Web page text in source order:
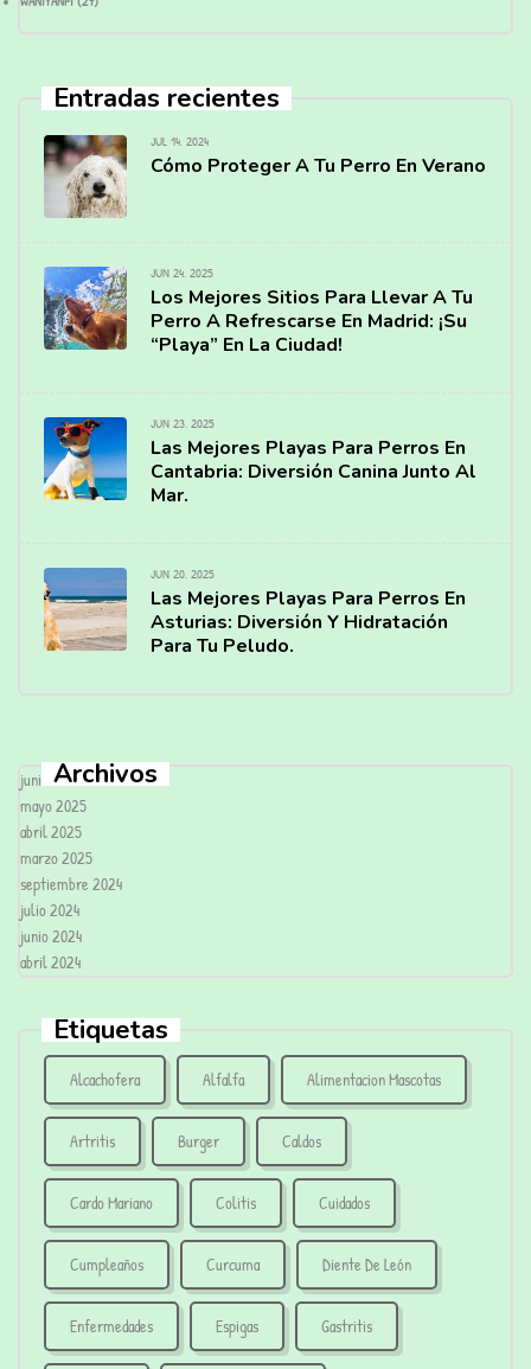
Entradas recientes
JUL 14, 2024
Cómo Proteger A Tu Perro En Verano
JUN 24, 2025
Los Mejores Sitios Para Llevar A Tu
Perro A Refrescarse En Madrid: ¡Su
“Playa” En La Ciudad!
JUN 23, 2025
Las Mejores Playas Para Perros En
Cantabria: Diversión Canina Junto Al
Mar.
JUN 20, 2025
Las Mejores Playas Para Perros En
Asturias: Diversión Y Hidratación
Para Tu Peludo.
Archivos
junio 2025
mayo 2025
abril 2025
marzo 2025
septiembre 2024
julio 2024
junio 2024
abril 2024
Etiquetas
Alcachofera Alfalfa Alimentacion Mascotas
Artritis Burger Caldos
Cardo Mariano Colitis Cuidados
Cumpleaños Curcuma Diente De León
Enfermedades Espigas Gastritis